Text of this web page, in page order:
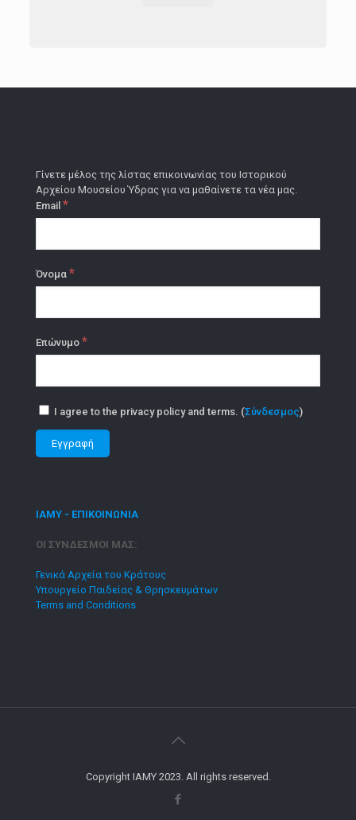
Γίνετε μέλος της λίστας επικοινωνίας του Ιστορικού
Αρχείου Μουσείου Ύδρας για να μαθαίνετε τα νέα μας.
Email *
Όνομα *
Επώνυμο *
I agree to the privacy policy and terms. (Σύνδεσμος)
ΙΑΜΥ - ΕΠΙΚΟΙΝΩΝΙΑ
ΟΙ ΣΥΝΔΕΣΜΟΙ ΜΑΣ:
Γενικά Αρχεία του Κράτους
Υπουργείο Παιδείας & Θρησκευμάτων
Terms and Conditions
Copyright IAMY 2023. All rights reserved.